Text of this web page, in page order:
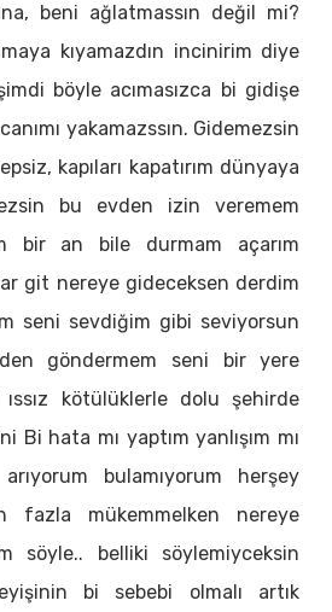
beni ağlatmassın değil mi?
kıyamazdın incinirim diye
böyle acımasızca bi gidişe
yakamazssın. Gidemezsin
kapıları kapatırım dünyaya
bu evden izin veremem
bir an bile durmam açarım
git nereye gideceksen derdim
seni sevdiğim gibi seviyorsun
göndermem seni bir yere
kötülüklerle dolu şehirde
Bi hata mı yaptım yanlışım mı
bulamıyorum herşey
fazla mükemmelken nereye
söyle.. belliki söylemiyceksin
bi sebebi olmalı artık